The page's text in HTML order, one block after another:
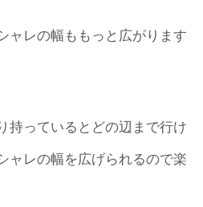
ャレの幅ももっと広がります
持っているとどの辺まで行け
ャレの幅を広げられるので楽